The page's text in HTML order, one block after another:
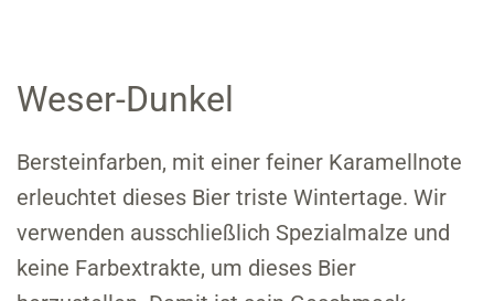
Weser-Dunkel
Bersteinfarben, mit einer feiner Karamellnote
erleuchtet dieses Bier triste Wintertage. Wir
verwenden ausschließlich Spezialmalze und
keine Farbextrakte, um dieses Bier